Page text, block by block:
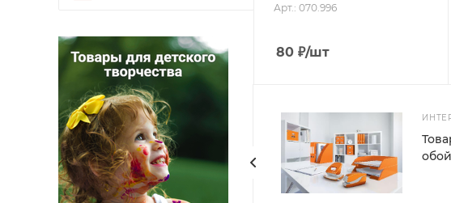
Арт.: 070.996
80 ₽/шт